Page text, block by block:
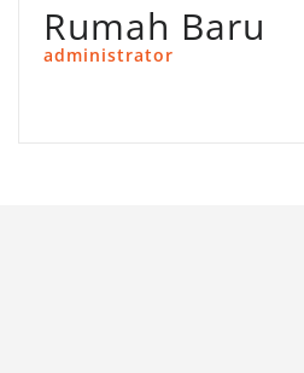
Rumah Baru
administrator